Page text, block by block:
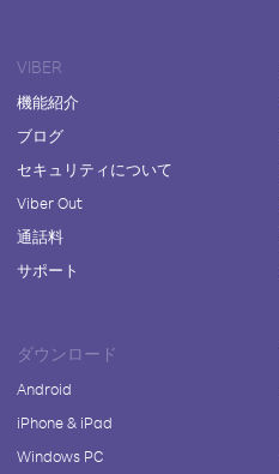
VIBER
機能紹介
ブログ
セキュリティについて
Viber Out
通話料
サポート
ダウンロード
Android
iPhone & iPad
Windows PC